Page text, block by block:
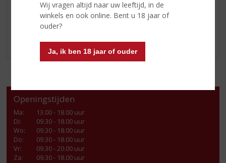
Wij vragen altijd naar uw leeftijd, in de
winkels en ook online. Bent u 18 jaar of
ouder?
Ja, ik ben 18 jaar of ouder
2019
Openingstijden
Ma:
13.00 - 18.00 uur
Di:
09.30 - 18.00 uur
Wo:
09.30 - 18.00 uur
Do:
09.30 - 18.00 uur
Vr:
09.30 - 20.00 uur
Za:
09.30 - 18.00 uur